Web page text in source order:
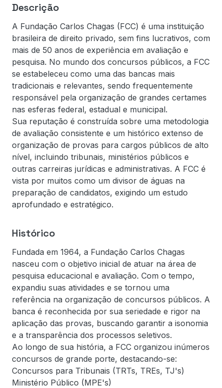
Descrição
A Fundação Carlos Chagas (FCC) é uma instituição
brasileira de direito privado, sem fins lucrativos, com
mais de 50 anos de experiência em avaliação e
pesquisa. No mundo dos concursos públicos, a FCC
se estabeleceu como uma das bancas mais
tradicionais e relevantes, sendo frequentemente
responsável pela organização de grandes certames
nas esferas federal, estadual e municipal.
Sua reputação é construída sobre uma metodologia
de avaliação consistente e um histórico extenso de
organização de provas para cargos públicos de alto
nível, incluindo tribunais, ministérios públicos e
outras carreiras jurídicas e administrativas. A FCC é
vista por muitos como um divisor de águas na
preparação de candidatos, exigindo um estudo
aprofundado e estratégico.
Histórico
Fundada em 1964, a Fundação Carlos Chagas
nasceu com o objetivo inicial de atuar na área de
pesquisa educacional e avaliação. Com o tempo,
expandiu suas atividades e se tornou uma
referência na organização de concursos públicos. A
banca é reconhecida por sua seriedade e rigor na
aplicação das provas, buscando garantir a isonomia
e a transparência dos processos seletivos.
Ao longo de sua história, a FCC organizou inúmeros
concursos de grande porte, destacando-se:
Concursos para Tribunais (TRTs, TREs, TJ's)
Ministério Público (MPE's)